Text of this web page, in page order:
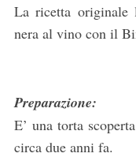
La ricetta originale
nera al vino con il
Preparazione:
E’ una torta
circa due anni fa.